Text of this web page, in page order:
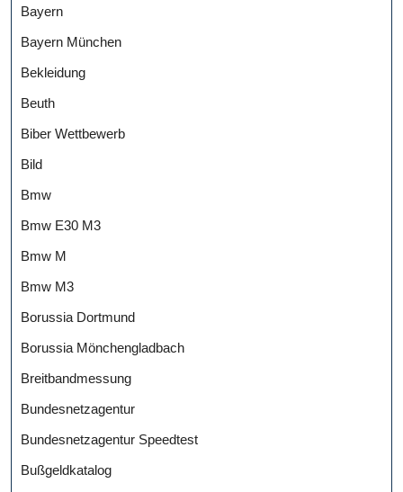
Bayern
Bayern München
Bekleidung
Beuth
Biber Wettbewerb
Bild
Bmw
Bmw E30 M3
Bmw M
Bmw M3
Borussia Dortmund
Borussia Mönchengladbach
Breitbandmessung
Bundesnetzagentur
Bundesnetzagentur Speedtest
Bußgeldkatalog